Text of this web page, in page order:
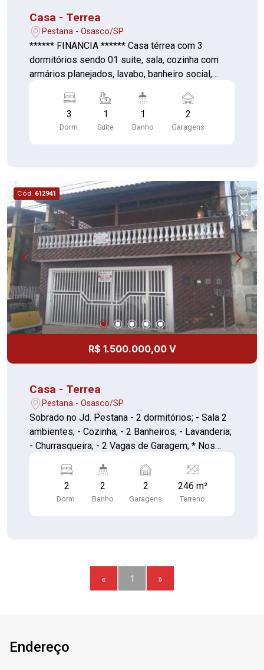
Casa - Terrea
Pestana - Osasco/SP
****** FINANCIA ****** Casa térrea com 3
dormitórios sendo 01 suite, sala, cozinha com
armários planejados, lavabo, banheiro social,
deste imóvel: Excelente localização Ótimo
acabamento e conservação Câmeras de
segurança Portão automático Terreno de
3
Dorm.
1
Suite
1
Banho
2
Garagens
Cód. 612941
R$ 1.500.000,00 V
Casa - Terrea
Pestana - Osasco/SP
Sobrado no Jd. Pestana - 2 dormitórios; - Sala 2
ambientes; - Cozinha; - 2 Banheiros; - Lavanderia;
- Churrasqueira; - 2 Vagas de Garagem; * Nos
Banheiro.
2
Dorm.
2
Banho
2
Garagens
246 m²
Terreno
« 1 »
Endereço